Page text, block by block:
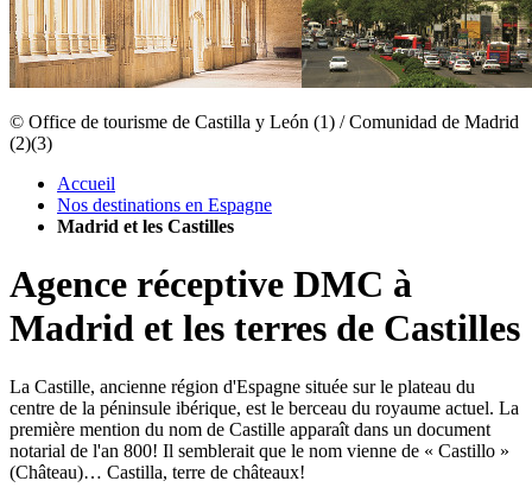
© Office de tourisme de Castilla y León (1) / Comunidad de Madrid
(2)(3)
Accueil
Nos destinations en Espagne
Madrid et les Castilles
Agence réceptive DMC à
Madrid et les terres de Castilles
La Castille, ancienne région d'Espagne située sur le plateau du
centre de la péninsule ibérique, est le berceau du royaume actuel. La
première mention du nom de Castille apparaît dans un document
notarial de l'an 800! Il semblerait que le nom vienne de « Castillo »
(Château)… Castilla, terre de châteaux!